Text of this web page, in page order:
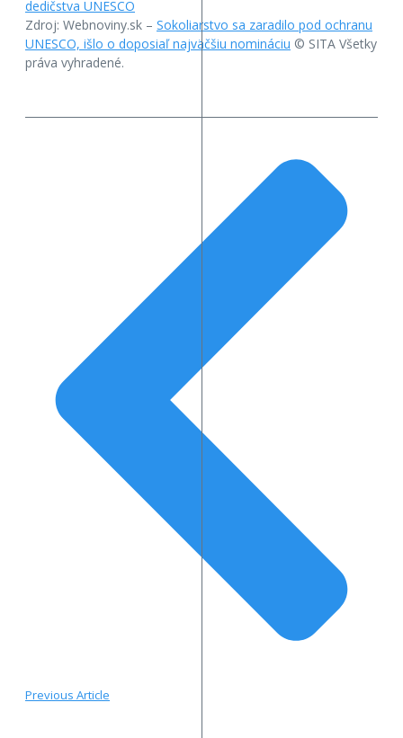
dedičstva UNESCO
Zdroj: Webnoviny.sk – Sokoliarstvo sa zaradilo pod ochranu
UNESCO, išlo o doposiaľ najväčšiu nomináciu © SITA Všetky
práva vyhradené.
Previous Article